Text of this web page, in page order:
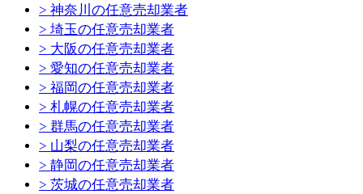
> 神奈川の任意売却業者
> 埼玉の任意売却業者
> 大阪の任意売却業者
> 愛知の任意売却業者
> 福岡の任意売却業者
> 札幌の任意売却業者
> 群馬の任意売却業者
> 山梨の任意売却業者
> 静岡の任意売却業者
> 茨城の任意売却業者